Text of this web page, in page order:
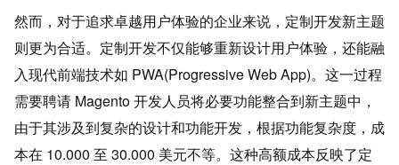
然而，对于追求卓越用户体验的企业来说，定制开发新主题
则更为合适。定制开发不仅能够重新设计用户体验，还能融
入现代前端技术如 PWA(Progressive Web App)。这一过程
需要聘请 Magento 开发人员将必要功能整合到新主题中，
由于其涉及到复杂的设计和功能开发，根据功能复杂度，成
本在 10.000 至 30.000 美元不等。这种高额成本反映了定